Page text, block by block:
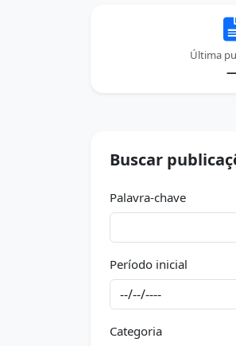
Última
Buscar
Palavra-chave
Período inicial
Categoria